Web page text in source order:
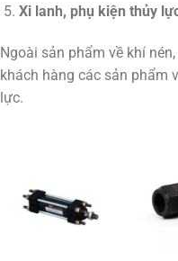
Xi lanh, phụ kiện thủy
Ngoài sản phẩm về khí
khách hàng các sản phẩm
lực.